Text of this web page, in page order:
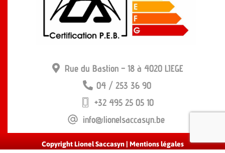
Rue du Bastion – 18 à 4020 LIEGE
04 / 253 36 90
+32 495 25 05 10
info@lionelsaccasyn.be
Copyright Lionel Saccasyn | Mentions légales